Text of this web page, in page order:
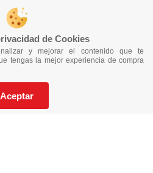
de Cookies
y mejorar el contenido que te
tengas la mejor experiencia de compra
Aceptar
en redes!
nuestras ofertas!
a nuestro Catalogo